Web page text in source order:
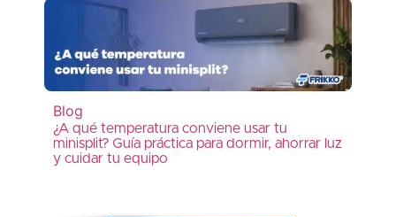
Blog
¿A qué temperatura conviene usar tu
minisplit? Guía práctica para dormir, ahorrar luz
y cuidar tu equipo